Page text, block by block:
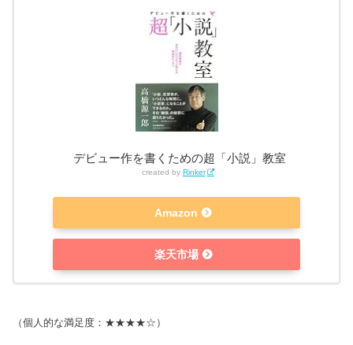
デビュー作を書くための超「小説」教室
created by Rinker
Amazon
楽天市場
（個人的な満足度：★★★★☆）